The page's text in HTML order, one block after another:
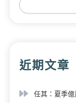
近期文章
任其：夏季